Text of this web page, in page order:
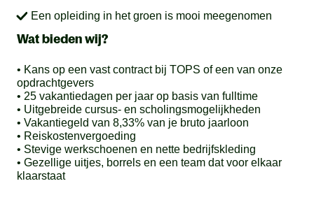
Een opleiding in het groen is mooi meegenomen
Wat bieden wij?
• Kans op een vast contract bij TOPS of een van onze
opdrachtgevers
• 25 vakantiedagen per jaar op basis van fulltime
• Uitgebreide cursus- en scholingsmogelijkheden
• Vakantiegeld van 8,33% van je bruto jaarloon
• Reiskostenvergoeding
• Stevige werkschoenen en nette bedrijfskleding
• Gezellige uitjes, borrels en een team dat voor elkaar
klaarstaat